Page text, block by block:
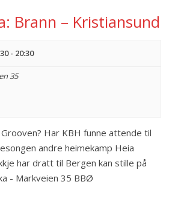
Brann – Kristiansund
- 20:30
35
Har KBH funne attende til
andre heimekamp Heia
har dratt til Bergen kan stille på
- Markveien 35 BBØ